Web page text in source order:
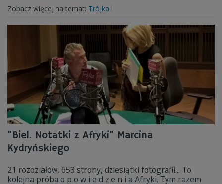
Zobacz więcej na temat: Trójka
"Biel. Notatki z Afryki" Marcina
Kydryńskiego
21 rozdziałów, 653 strony, dziesiątki fotografii... To
kolejna próba o p o w i e d z e n i a Afryki. Tym razem